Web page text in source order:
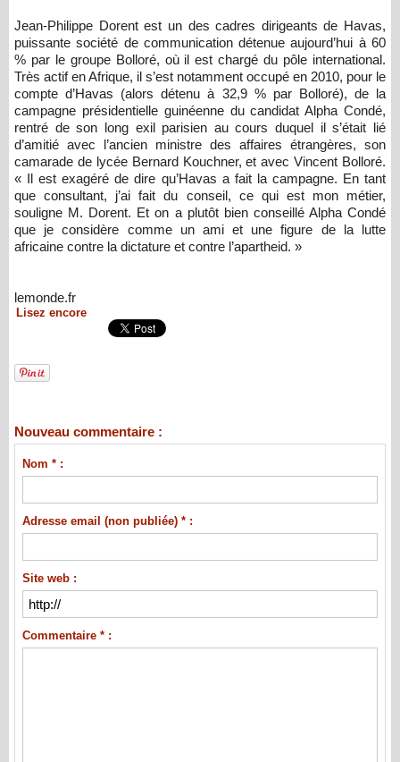
Jean-Philippe Dorent est un des cadres dirigeants de Havas,
puissante société de communication détenue aujourd’hui à 60
% par le groupe Bolloré, où il est chargé du pôle international.
Très actif en Afrique, il s’est notamment occupé en 2010, pour le
compte d’Havas (alors détenu à 32,9 % par Bolloré), de la
campagne présidentielle guinéenne du candidat Alpha Condé,
rentré de son long exil parisien au cours duquel il s’était lié
d’amitié avec l’ancien ministre des affaires étrangères, son
camarade de lycée Bernard Kouchner, et avec Vincent Bolloré.
« Il est exagéré de dire qu’Havas a fait la campagne. En tant
que consultant, j’ai fait du conseil, ce qui est mon métier,
souligne M. Dorent. Et on a plutôt bien conseillé Alpha Condé
que je considère comme un ami et une figure de la lutte
africaine contre la dictature et contre l’apartheid. »
lemonde.fr
Lisez encore
Nouveau commentaire :
Nom * :
Adresse email (non publiée) * :
Site web :
Commentaire * :